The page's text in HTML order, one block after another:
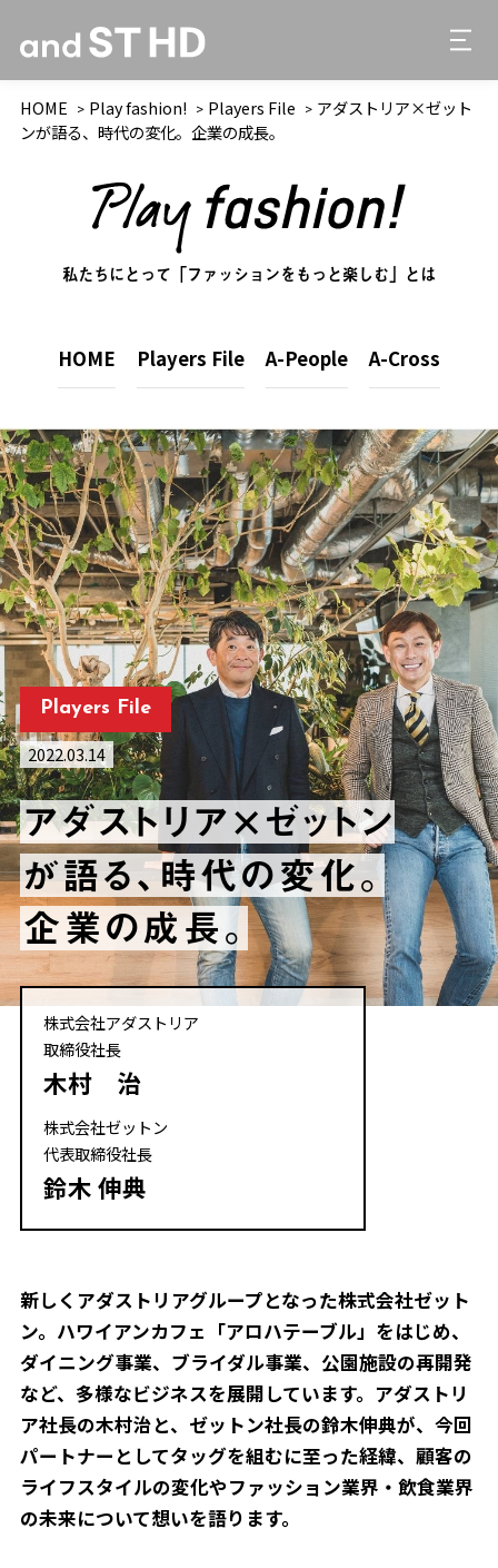
HOME Play fashion! Players File
アダストリア×ゼット
ンが語る、時代の変化。企業の成長。
私たちにとって「ファッションをもっと楽しむ」とは
HOME Players File A-People A-Cross
Players File
2022.03.14
アダストリア×ゼットン
が語る、時代の変化。
企業の成長。
株式会社アダストリア
取締役社長
木村 治
株式会社ゼットン
代表取締役社長
鈴木 伸典
新しくアダストリアグループとなった株式会社ゼット
ン。ハワイアンカフェ「アロハテーブル」をはじめ、
ダイニング事業、ブライダル事業、公園施設の再開発
など、多様なビジネスを展開しています。アダストリ
ア社長の木村治と、ゼットン社長の鈴木伸典が、今回
パートナーとしてタッグを組むに至った経緯、顧客の
ライフスタイルの変化やファッション業界・飲食業界
の未来について想いを語ります。